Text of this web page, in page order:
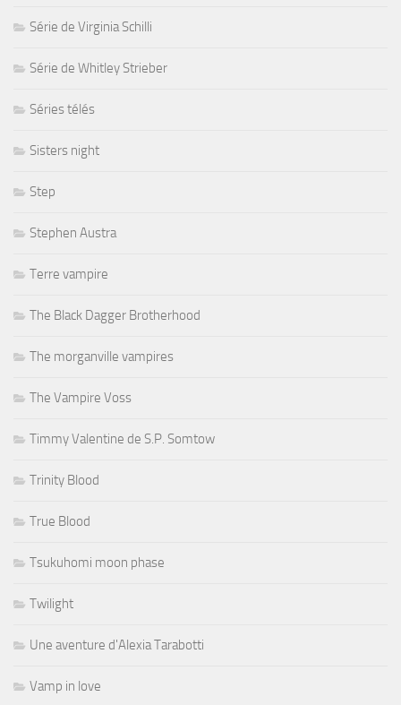
Série de Virginia Schilli
Série de Whitley Strieber
Séries télés
Sisters night
Step
Stephen Austra
Terre vampire
The Black Dagger Brotherhood
The morganville vampires
The Vampire Voss
Timmy Valentine de S.P. Somtow
Trinity Blood
True Blood
Tsukuhomi moon phase
Twilight
Une aventure d'Alexia Tarabotti
Vamp in love